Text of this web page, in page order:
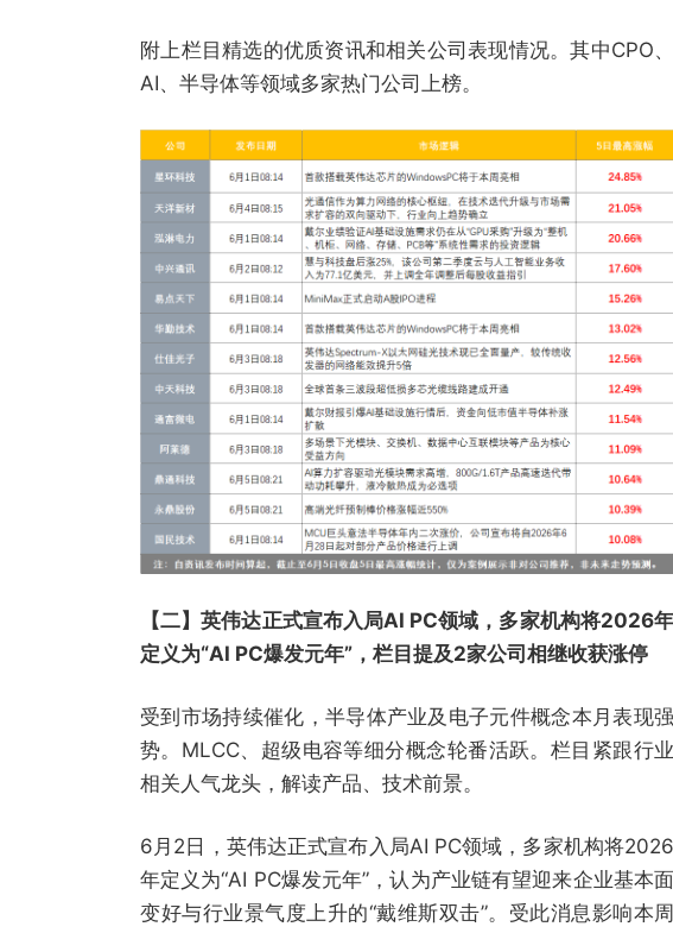
附上栏目精选的优质资讯和相关公司表现情况。其中CPO、
AI、半导体等领域多家热门公司上榜。
【二】英伟达正式宣布入局AI PC领域，多家机构将2026年
定义为“AI PC爆发元年”，栏目提及2家公司相继收获涨停
受到市场持续催化，半导体产业及电子元件概念本月表现强
势。MLCC、超级电容等细分概念轮番活跃。栏目紧跟行业
相关人气龙头，解读产品、技术前景。
6月2日，英伟达正式宣布入局AI PC领域，多家机构将2026
年定义为“AI PC爆发元年”，认为产业链有望迎来企业基本面
变好与行业景气度上升的“戴维斯双击”。受此消息影响本周